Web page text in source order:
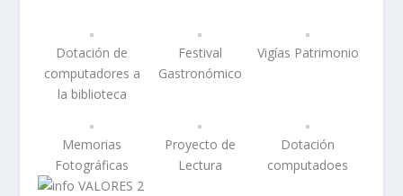
Dotación de
computadores a
la biblioteca
Festival
Gastronómico
Vigías Patrimonio
Memorias
Fotográficas
Proyecto de
Lectura
Dotación
computadoes